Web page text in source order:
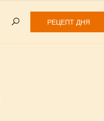
РЕЦЕПТ ДНЯ